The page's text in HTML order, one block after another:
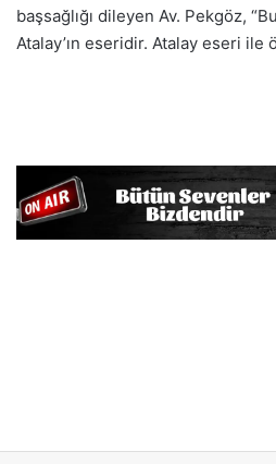
başsağlığı dileyen Av. Pekgöz,
Atalay’ın eseridir. Atalay eseri ile